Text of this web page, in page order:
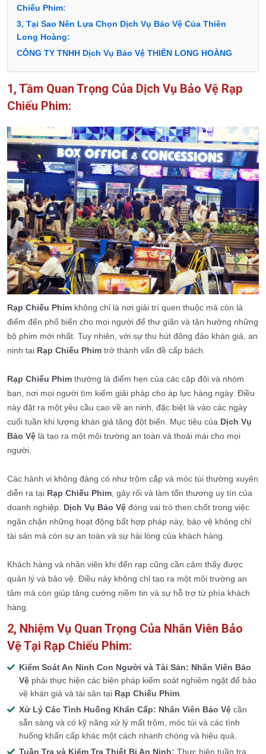
Chiếu Phim:
3, Tại Sao Nên Lựa Chọn Dịch Vụ Bảo Vệ Của Thiên
Long Hoàng:
CÔNG TY TNHH Dịch Vụ Bảo Vệ THIÊN LONG HOÀNG
1, Tầm Quan Trọng Của Dịch Vụ Bảo Vệ Rạp
Chiếu Phim:
Rạp Chiếu Phim không chỉ là nơi giải trí quen thuộc mà còn là
điểm đến phổ biến cho mọi người để thư giãn và tận hưởng những
bộ phim mới nhất. Tuy nhiên, với sự thu hút đông đảo khán giả, an
ninh tại Rạp Chiếu Phim trở thành vấn đề cấp bách.
Rạp Chiếu Phim thường là điểm hẹn của các cặp đôi và nhóm
bạn, nơi mọi người tìm kiếm giải pháp cho áp lực hàng ngày. Điều
này đặt ra một yêu cầu cao về an ninh, đặc biệt là vào các ngày
cuối tuần khi lượng khán giả tăng đột biến. Mục tiêu của Dịch Vụ
Bảo Vệ là tạo ra một môi trường an toàn và thoải mái cho mọi
người.
Các hành vi không đáng có như trộm cắp và móc túi thường xuyên
diễn ra tại Rạp Chiếu Phim, gây rối và làm tổn thương uy tín của
doanh nghiệp. Dịch Vụ Bảo Vệ đóng vai trò then chốt trong việc
ngăn chặn những hoạt động bất hợp pháp này, bảo vệ không chỉ
tài sản mà còn sự an toàn và sự hài lòng của khách hàng.
Khách hàng và nhân viên khi đến rạp cũng cần cảm thấy được
quản lý và bảo vệ. Điều này không chỉ tạo ra một môi trường an
tâm mà còn giúp tăng cường niềm tin và sự hỗ trợ từ phía khách
hàng.
2, Nhiệm Vụ Quan Trọng Của Nhân Viên Bảo
Vệ Tại Rạp Chiếu Phim:
Kiểm Soát An Ninh Con Người và Tài Sản: Nhân Viên Bảo
Vệ phải thực hiện các biện pháp kiểm soát nghiêm ngặt để bảo
vệ khán giả và tài sản tại Rạp Chiếu Phim.
Xử Lý Các Tình Huống Khẩn Cấp: Nhân Viên Bảo Vệ cần
sẵn sàng và có kỹ năng xử lý mất trộm, móc túi và các tình
huống khẩn cấp khác một cách nhanh chóng và hiệu quả.
Tuần Tra và Kiểm Tra Thiết Bị An Ninh: Thực hiện tuần tra